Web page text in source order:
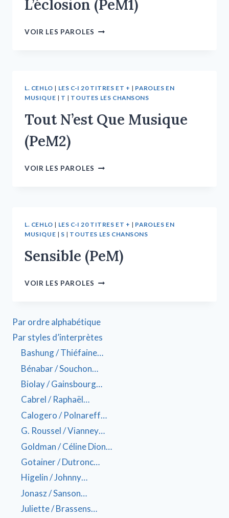
L’éclosion (PeM1)
VOIR LES PAROLES
L. CEHLO | LES C-I 20 TITRES ET + | PAROLES EN
MUSIQUE | T | TOUTES LES CHANSONS
Tout N’est Que Musique
(PeM2)
VOIR LES PAROLES
L. CEHLO | LES C-I 20 TITRES ET + | PAROLES EN
MUSIQUE | S | TOUTES LES CHANSONS
Sensible (PeM)
VOIR LES PAROLES
Par ordre alphabétique
Par styles d’interprètes
Bashung / Thiéfaine…
Bénabar / Souchon…
Biolay / Gainsbourg…
Cabrel / Raphaël…
Calogero / Polnareff…
G. Roussel / Vianney…
Goldman / Céline Dion…
Gotainer / Dutronc…
Higelin / Johnny…
Jonasz / Sanson…
Juliette / Brassens…